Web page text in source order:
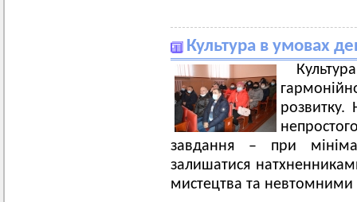
Культура в умовах
розвитку.
завдання – при
залишатися
мистецтва та невтомними